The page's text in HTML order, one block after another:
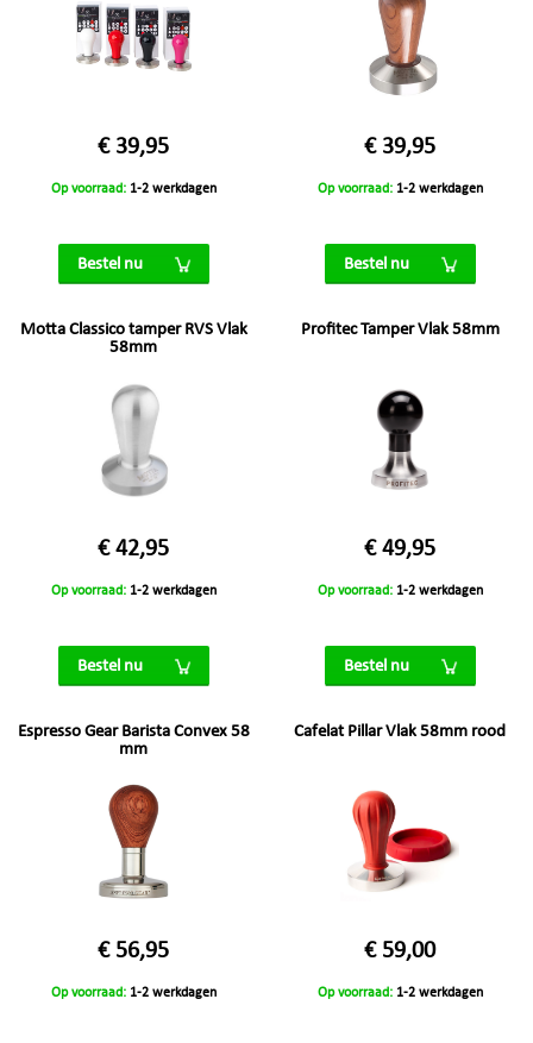
€ 39,95
Op voorraad: 1-2 werkdagen
Bestel nu
€ 39,95
Op voorraad: 1-2 werkdagen
Bestel nu
Motta Classico tamper RVS Vlak
58mm
€ 42,95
Op voorraad: 1-2 werkdagen
Bestel nu
Profitec Tamper Vlak 58mm
€ 49,95
Op voorraad: 1-2 werkdagen
Bestel nu
Espresso Gear Barista Convex 58
mm
€ 56,95
Op voorraad: 1-2 werkdagen
Cafelat Pillar Vlak 58mm rood
€ 59,00
Op voorraad: 1-2 werkdagen